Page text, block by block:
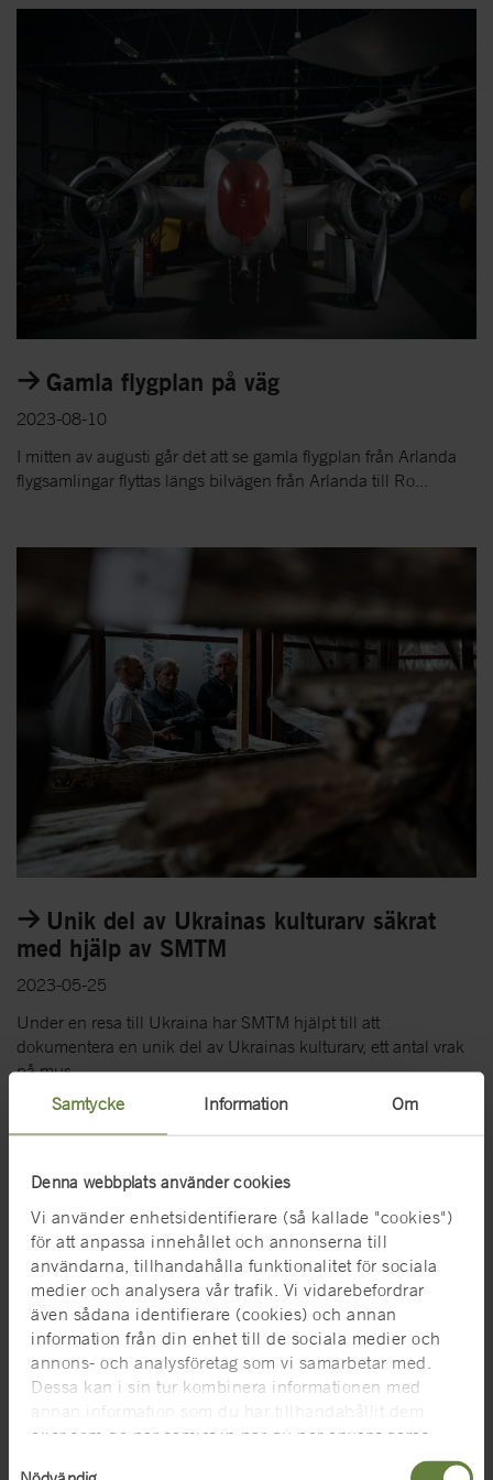
Samtycke Information Om
Denna webbplats använder cookies
Vi använder enhetsidentifierare (så kallade "cookies")
för att anpassa innehållet och annonserna till
användarna, tillhandahålla funktionalitet för sociala
medier och analysera vår trafik. Vi vidarebefordrar
även sådana identifierare (cookies) och annan
information från din enhet till de sociala medier och
annons- och analysföretag som vi samarbetar med.
Dessa kan i sin tur kombinera informationen med
annan information som du har tillhandahållit dem
eller som de har samlat in när du har använt deras
Gamla flygplan på väg
2023-08-10
I mitten av augusti går det att se gamla flygplan från Arlanda
flygsamlingar flyttas längs bilvägen från Arlanda till Ro...
Unik del av Ukrainas kulturarv säkrat
med hjälp av SMTM
2023-05-25
Under en resa till Ukraina har SMTM hjälpt till att
dokumentera en unik del av Ukrainas kulturarv, ett antal vrak
på mus...